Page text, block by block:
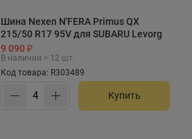
Шина Nexen N'FERA Primus QX
215/50 R17 95V для SUBARU Levorg
9 090 ₽
В наличии > 12 шт.
Код товара: R303489
Купить